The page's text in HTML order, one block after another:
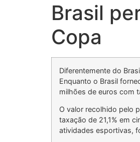
Brasil
Copa
Diferentemente do
Enquanto o Brasil
milhões de euros com
O valor recolhido pelo
taxação de 21,1% em
atividades esportivas,